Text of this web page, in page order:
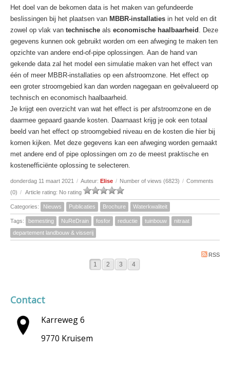
Het doel van de bekomen data is het maken van gefundeerde
beslissingen bij het plaatsen van MBBR-installaties in het veld en dit
zowel op vlak van technische als economische haalbaarheid . Deze
gegevens kunnen ook gebruikt worden om een afweging te maken ten
opzichte van andere end-of-pipe oplossingen. Aan de hand van
gekende data zal het model een simulatie maken van het effect van
één of meer MBBR-installaties op een afstroomzone. Het effect op
een groter stroomgebied kan dan worden nagegaan en geëvalueerd op
technisch en economisch haalbaarheid.
Je krijgt een overzicht van wat het effect is per afstroomzone en de
daarmee gepaard gaande kosten. Daarnaast krijg je ook een totaal
beeld van het effect op stroomgebied niveau en de kosten die hier bij
komen kijken. Met deze gegevens kan een afweging worden gemaakt
met andere end of pipe oplossingen om zo de meest praktische en
kostenefficiënte oplossing te selecteren.
donderdag 11 maart 2021 / Auteur: Elise / Number of views (6823) / Comments
(0) / Article rating: No rating
Categories: Nieuws Publicaties Brochure Waterkwaliteit
Tags: bemesting NuReDrain fosfor reductie tuinbouw
nitraat
departement landbouw & visserij
RSS
1 2 3 4
Contact
Karreweg 6
9770 Kruisem